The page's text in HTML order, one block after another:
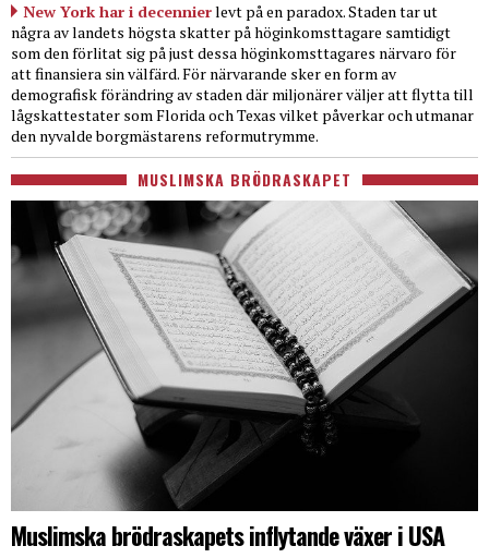
New York har i decennierlevt på en paradox. Staden tar ut
några av landets högsta skatter på höginkomsttagare samtidigt
som den förlitat sig på just dessa höginkomsttagares närvaro för
att finansiera sin välfärd. För närvarande sker en form av
demografisk förändring av staden där miljonärer väljer att flytta till
lågskattestater som Florida och Texas vilket påverkar och utmanar
den nyvalde borgmästarens reformutrymme.
MUSLIMSKA BRÖDRASKAPET
Muslimska brödraskapets inflytande växer i USA